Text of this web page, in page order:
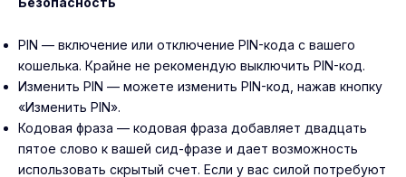
PIN — включение или отключение PIN-кода с вашего
кошелька. Крайне не рекомендую выключить PIN-код.
Изменить PIN — можете изменить PIN-код, нажав кнопку
«Изменить PIN».
Кодовая фраза — кодовая фраза добавляет двадцать
пятое слово к вашей сид-фразе и дает возможность
использовать скрытый счет. Если у вас силой потребуют